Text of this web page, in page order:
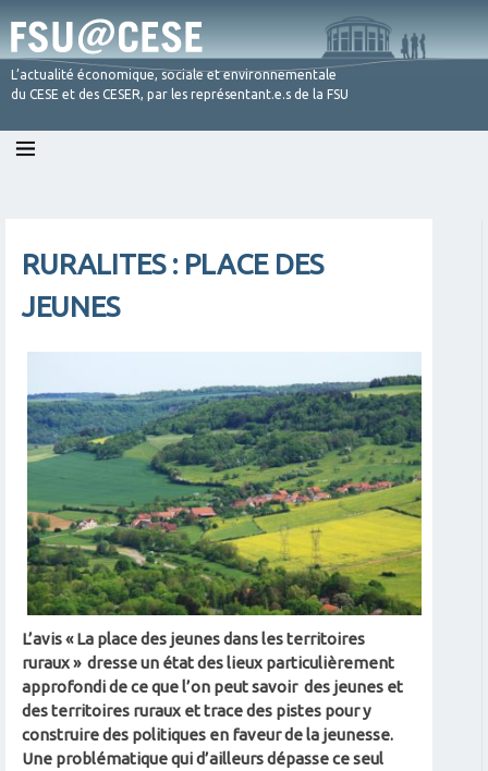
L’actualité économique, sociale et environnementale
du CESE et des CESER, par les représentant.e.s de la FSU
Skip
RURALITES : PLACE DES
JEUNES
L’avis « La place des jeunes dans les territoires
ruraux » dresse un état des lieux particulièrement
approfondi de ce que l’on peut savoir des jeunes et
des territoires ruraux et trace des pistes pour y
construire des politiques en faveur de la jeunesse.
Une problématique qui d’ailleurs dépasse ce seul